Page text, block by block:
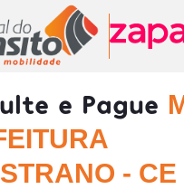
e Pague
- CE